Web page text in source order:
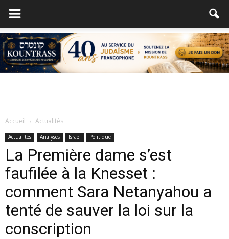
Accueil Actualités
Actualités Analyses Israël Politique
La Première dame s’est
faufilée à la Knesset :
comment Sara Netanyahou a
tenté de sauver la loi sur la
conscription